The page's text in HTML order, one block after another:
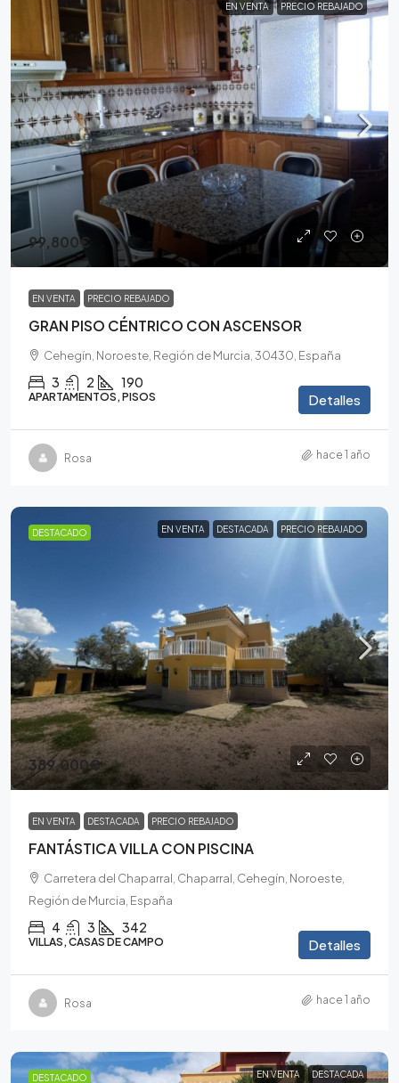
EN VENTA PRECIO REBAJADO
99,800€
EN VENTA PRECIO REBAJADO
GRAN PISO CÉNTRICO CON ASCENSOR
Cehegín, Noroeste, Región de Murcia, 30430, España
3 2 190
APARTAMENTOS, PISOS Detalles
Rosa hace 1 año
DESTACADO EN VENTA DESTACADA PRECIO REBAJADO
389,000€
EN VENTA DESTACADA PRECIO REBAJADO
FANTÁSTICA VILLA CON PISCINA
Carretera del Chaparral, Chaparral, Cehegín, Noroeste,
Región de Murcia, España
4 3 342
VILLAS, CASAS DE CAMPO Detalles
Rosa hace 1 año
DESTACADO EN VENTA DESTACADA